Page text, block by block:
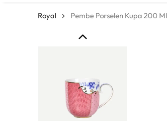
Royal Pembe Porselen Kupa 200